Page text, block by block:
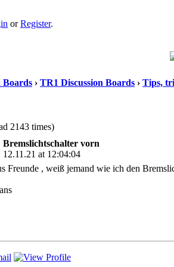
orRegister.
Boards › TR1 Discussion Boards › Tips,
2143 times)
Bremslichtschalter vorn
12.11.21 at 12:04:04
Freunde , weiß jemand wie ich den